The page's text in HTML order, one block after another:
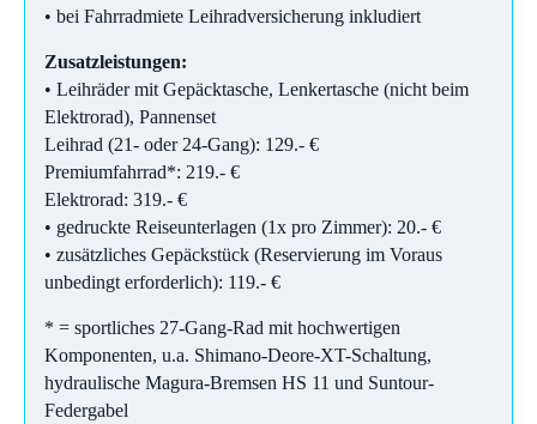
• bei Fahrradmiete Leihradversicherung inkludiert
Zusatzleistungen:
• Leihräder mit Gepäcktasche, Lenkertasche (nicht beim
Elektrorad), Pannenset
Leihrad (21- oder 24-Gang): 129.- €
Premiumfahrrad*: 219.- €
Elektrorad: 319.- €
• gedruckte Reiseunterlagen (1x pro Zimmer): 20.- €
• zusätzliches Gepäckstück (Reservierung im Voraus
unbedingt erforderlich): 119.- €
* = sportliches 27-Gang-Rad mit hochwertigen
Komponenten, u.a. Shimano-Deore-XT-Schaltung,
hydraulische Magura-Bremsen HS 11 und Suntour-
Federgabel